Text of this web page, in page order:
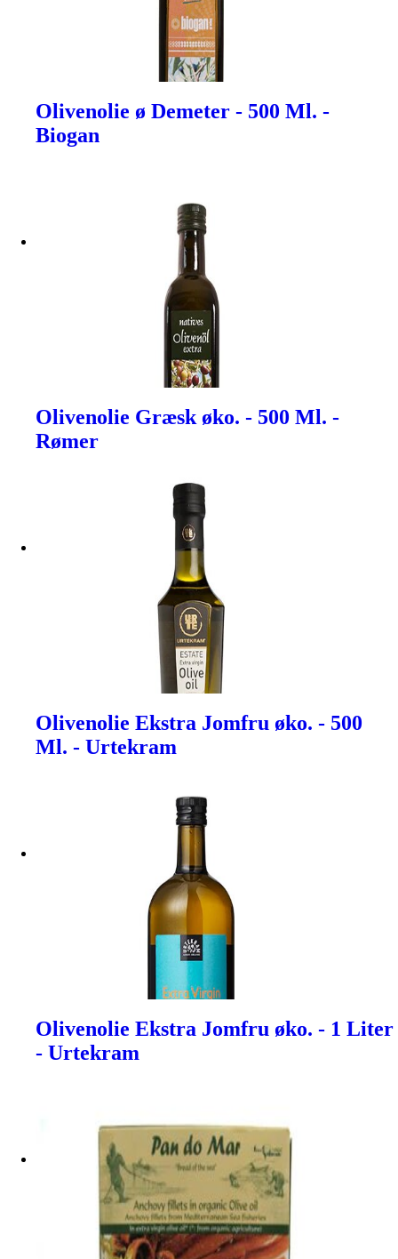
Olivenolie ø Demeter - 500 Ml. -
Biogan
Olivenolie Græsk øko. - 500 Ml. -
Rømer
Olivenolie Ekstra Jomfru øko. - 500
Ml. - Urtekram
Olivenolie Ekstra Jomfru øko. - 1 Liter
- Urtekram